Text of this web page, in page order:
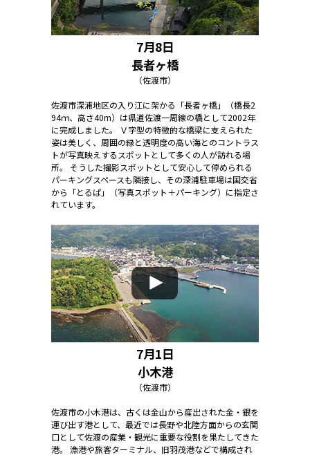
7月8日
長者ヶ橋
（佐渡市）
佐渡市深浦地区の入り江に架かる「長者ヶ橋」（橋長2
94ｍ、高さ40m）は県道佐渡一周線の橋として2002年
に完成しました。 Ｖ字型の特徴的な橋梁に支えられた
姿は美しく、周囲の緑と透明度の高い海とのコントラス
トが写真映えするスポットとして多くの人が訪れる場
所。 そうした撮影スポットとして安心して停められる
パーキングスペースも隣接し、その深浦駐車場は国交省
から「とるぱ」（写真スポット＋パーキング）に指定さ
れています。
7月1日
小木港
（佐渡市）
佐渡市の小木港は、古くは金山から産出された金・銀を
運び出す港として、最近では長野や北陸方面からの玄関
口として佐渡の産業・観光に重要な役割を果たしてきた
港。 漁港や旅客ターミナル、旧羽茂港などで構成され